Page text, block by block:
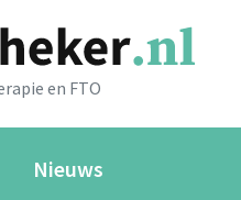
en FTO
Nieuws